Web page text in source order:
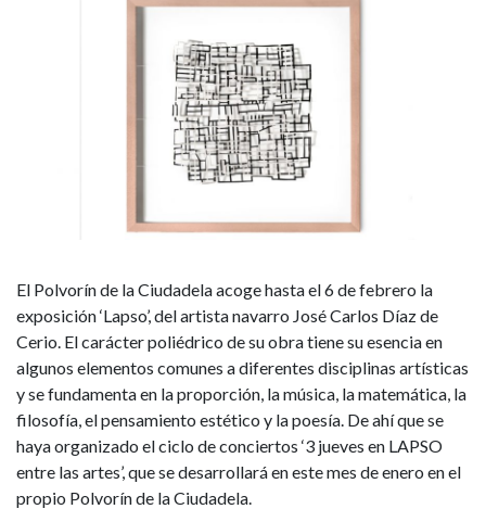
exposición
Carlos
Díaz
de
Cerio
El Polvorín de la Ciudadela acoge hasta el 6 de febrero la
exposición ‘Lapso’, del artista navarro José Carlos Díaz de
Cerio. El carácter poliédrico de su obra tiene su esencia en
algunos elementos comunes a diferentes disciplinas artísticas
y se fundamenta en la proporción, la música, la matemática, la
filosofía, el pensamiento estético y la poesía. De ahí que se
haya organizado el ciclo de conciertos ‘3 jueves en LAPSO
entre las artes’, que se desarrollará en este mes de enero en el
propio Polvorín de la Ciudadela.